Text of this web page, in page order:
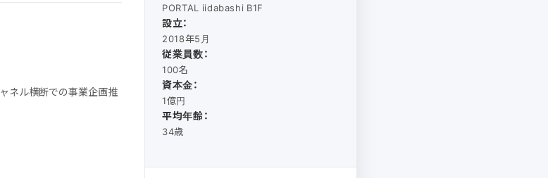
ネル横断での事業企画推
PORTAL iidabashi B1F
設立：
2018年5月
従業員数：
100名
資本金：
1億円
平均年齢：
34歳